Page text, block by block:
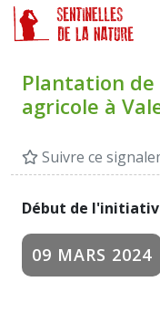
Plantation de
agricole à
Suivre ce
Début de
09 MARS 2024
Panneau de gestion